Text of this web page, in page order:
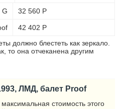
G 32 560 Р
42 402 Р
должно блестеть как зеркало.
то она отчеканена другим
ЛМД, балет Proof
стоимость этого